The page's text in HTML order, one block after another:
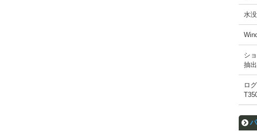
水
シ
抽出
ロ